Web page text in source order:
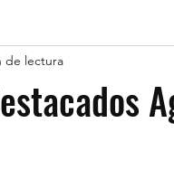
de lectura